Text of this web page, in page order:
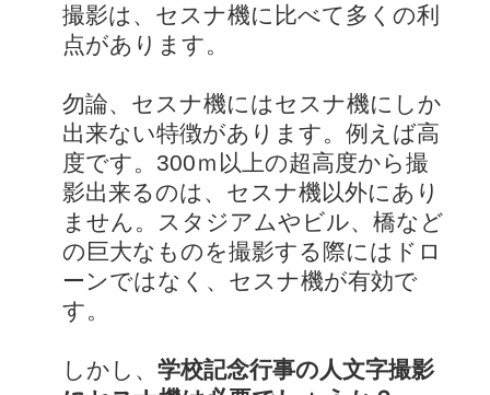
撮影は、セスナ機に比べて多くの利
点があります。
勿論、セスナ機にはセスナ機にしか
出来ない特徴があります。例えば高
度です。300ｍ以上の超高度から撮
影出来るのは、セスナ機以外にあり
ません。スタジアムやビル、橋など
の巨大なものを撮影する際にはドロ
ーンではなく、セスナ機が有効で
す。
しかし、 学校記念行事の人文字撮影